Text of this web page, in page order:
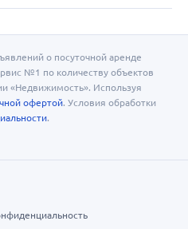
о посуточной аренде
№1 по количеству объектов
«Недвижимость». Используя
офертой. Условия обработки
.